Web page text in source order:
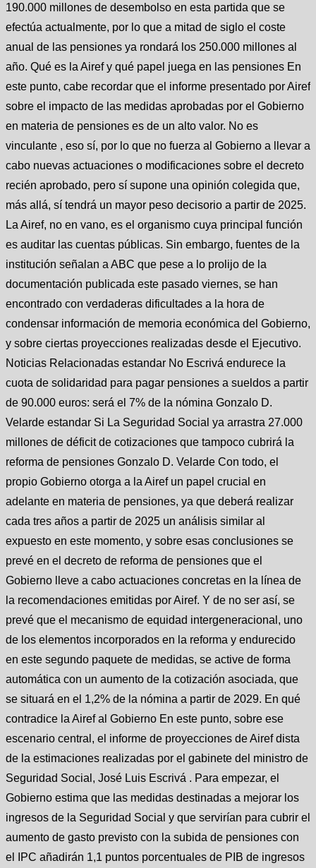
190.000 millones de desembolso en esta partida que se
efectúa actualmente, por lo que a mitad de siglo el coste
anual de las pensiones ya rondará los 250.000 millones al
año. Qué es la Airef y qué papel juega en las pensiones En
este punto, cabe recordar que el informe presentado por Airef
sobre el impacto de las medidas aprobadas por el Gobierno
en materia de pensiones es de un alto valor. No es
vinculante , eso sí, por lo que no fuerza al Gobierno a llevar a
cabo nuevas actuaciones o modificaciones sobre el decreto
recién aprobado, pero sí supone una opinión colegida que,
más allá, sí tendrá un mayor peso decisorio a partir de 2025.
La Airef, no en vano, es el organismo cuya principal función
es auditar las cuentas públicas. Sin embargo, fuentes de la
institución señalan a ABC que pese a lo prolijo de la
documentación publicada este pasado viernes, se han
encontrado con verdaderas dificultades a la hora de
condensar información de memoria económica del Gobierno,
y sobre ciertas proyecciones realizadas desde el Ejecutivo.
Noticias Relacionadas estandar No Escrivá endurece la
cuota de solidaridad para pagar pensiones a sueldos a partir
de 90.000 euros: será el 7% de la nómina Gonzalo D.
Velarde estandar Si La Seguridad Social ya arrastra 27.000
millones de déficit de cotizaciones que tampoco cubrirá la
reforma de pensiones Gonzalo D. Velarde Con todo, el
propio Gobierno otorga a la Airef un papel crucial en
adelante en materia de pensiones, ya que deberá realizar
cada tres años a partir de 2025 un análisis similar al
expuesto en este momento, y sobre esas conclusiones se
prevé en el decreto de reforma de pensiones que el
Gobierno lleve a cabo actuaciones concretas en la línea de
la recomendaciones emitidas por Airef. Y de no ser así, se
prevé que el mecanismo de equidad intergeneracional, uno
de los elementos incorporados en la reforma y endurecido
en este segundo paquete de medidas, se active de forma
automática con un aumento de la cotización asociada, que
se situará en el 1,2% de la nómina a partir de 2029. En qué
contradice la Airef al Gobierno En este punto, sobre ese
escenario central, el informe de proyecciones de Airef dista
de la estimaciones realizadas por el gabinete del ministro de
Seguridad Social, José Luis Escrivá . Para empezar, el
Gobierno estima que las medidas destinadas a mejorar los
ingresos de la Seguridad Social y que servirían para cubrir el
aumento de gasto previsto con la subida de pensiones con
el IPC añadirán 1,1 puntos porcentuales de PIB de ingresos